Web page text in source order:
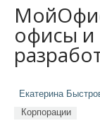
офисы и
Екатерина
Корпорации